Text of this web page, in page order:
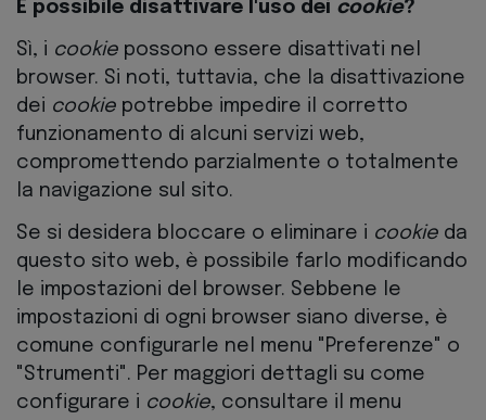
È possibile disattivare l'uso dei cookie?
Sì, i cookie possono essere disattivati nel
browser. Si noti, tuttavia, che la disattivazione
dei cookie potrebbe impedire il corretto
funzionamento di alcuni servizi web,
compromettendo parzialmente o totalmente
la navigazione sul sito.
Se si desidera bloccare o eliminare i cookie da
questo sito web, è possibile farlo modificando
le impostazioni del browser. Sebbene le
impostazioni di ogni browser siano diverse, è
comune configurarle nel menu "Preferenze" o
"Strumenti". Per maggiori dettagli su come
configurare i cookie, consultare il menu